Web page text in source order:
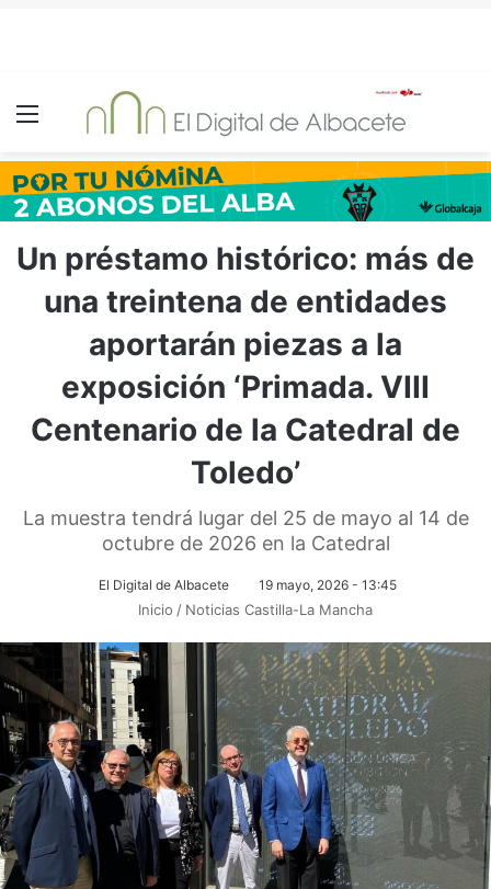
Menú
Un préstamo histórico: más de
una treintena de entidades
aportarán piezas a la
exposición ‘Primada. VIII
Centenario de la Catedral de
Toledo’
La muestra tendrá lugar del 25 de mayo al 14 de
octubre de 2026 en la Catedral
El Digital de Albacete 19 mayo, 2026 - 13:45
Inicio / Noticias Castilla-La Mancha